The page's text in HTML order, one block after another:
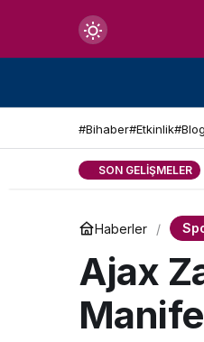
Mod
değiştir
#Bihaber#Etkinlik#Blog
SON GELIŞMELER
Haberler
Ajax